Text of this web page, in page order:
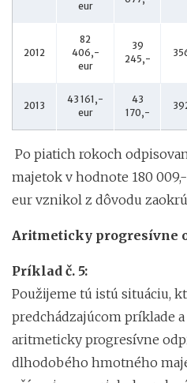
eur
2012
82
406,-
eur
39
245,-
2013
43 161,-
eur
43
170,-
Po piatich rokoch
majetok v hodnote 180
eur vznikol z dôvodu
Aritmeticky progresívne
Príklad č. 5:
Použijeme tú istú situáciu,
predchádzajúcom príklade
aritmeticky progresívne
dlhodobého hmotného